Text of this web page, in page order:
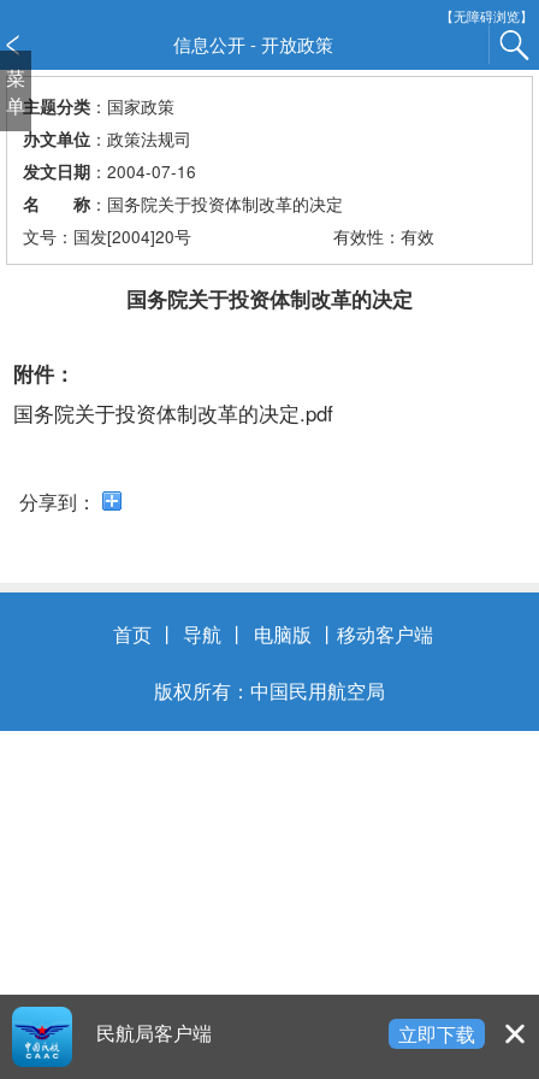
【无障碍浏览】
信息公开 - 开放政策
菜
单主题分类：国家政策
办文单位：政策法规司
发文日期：2004-07-16
名 称：国务院关于投资体制改革的决定
文号：国发[2004]20号
有效性：有效
国务院关于投资体制改革的决定
附件：
国务院关于投资体制改革的决定.pdf
分享到：
首页 丨 导航 丨 电脑版 丨 移动客户端
版权所有：中国民用航空局
民航局客户端 立即下载
窗
口
打
开
明
Alt
加
波
盲